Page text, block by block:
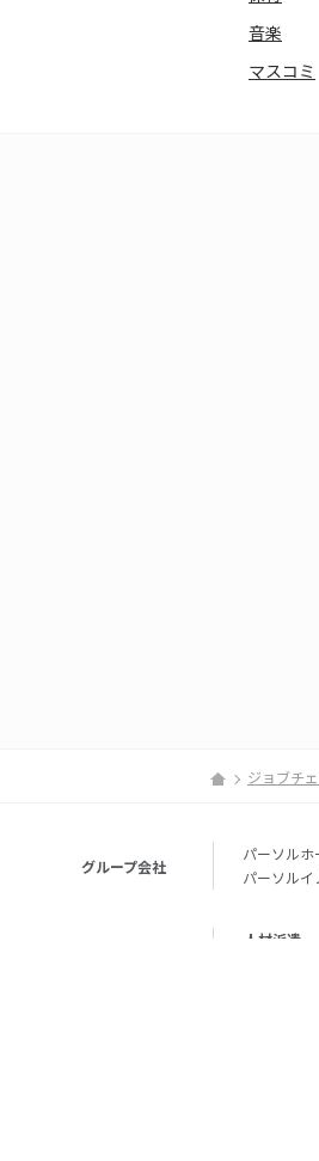
音楽
マスコミ
ジョブチ
グループ会社
パーソルホ
パーソルイ
人材派遣